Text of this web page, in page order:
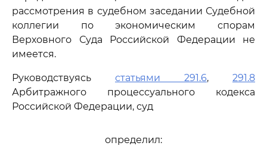
рассмотрения в судебном заседании Судебной
коллегии по экономическим спорам
Верховного Суда Российской Федерации не
имеется.
Руководствуясь статьями 291.6, 291.8
Арбитражного процессуального кодекса
Российской Федерации, суд
определил: